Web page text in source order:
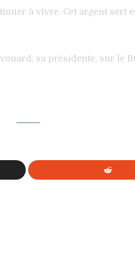
à vivre. Cet argent sert
sa présidente, sur le